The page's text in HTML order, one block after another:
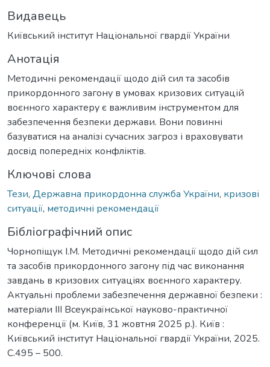
Видавець
Київський інститут Національної гвардії України
Анотація
Методичні рекомендації щодо дій сил та засобів
прикордонного загону в умовах кризових ситуацій
воєнного характеру є важливим інструментом для
забезпечення безпеки держави. Вони повинні
базуватися на аналізі сучасних загроз і враховувати
досвід попередніх конфліктів.
Ключові слова
Тези, Державна прикордонна служба України, кризові
ситуації, методичні рекомендації
Бібліографічний опис
Чорнопіщук І.М. Методичні рекомендації щодо дій сил
та засобів прикордонного загону під час виконання
завдань в кризових ситуаціях воєнного характеру.
Актуальні проблеми забезпечення державної безпеки :
матеріали ІІІ Всеукраїнської науково-практичної
конференції (м. Київ, 31 жовтня 2025 р.). Київ :
Київський інститут Національної гвардії України, 2025.
С.495 – 500.